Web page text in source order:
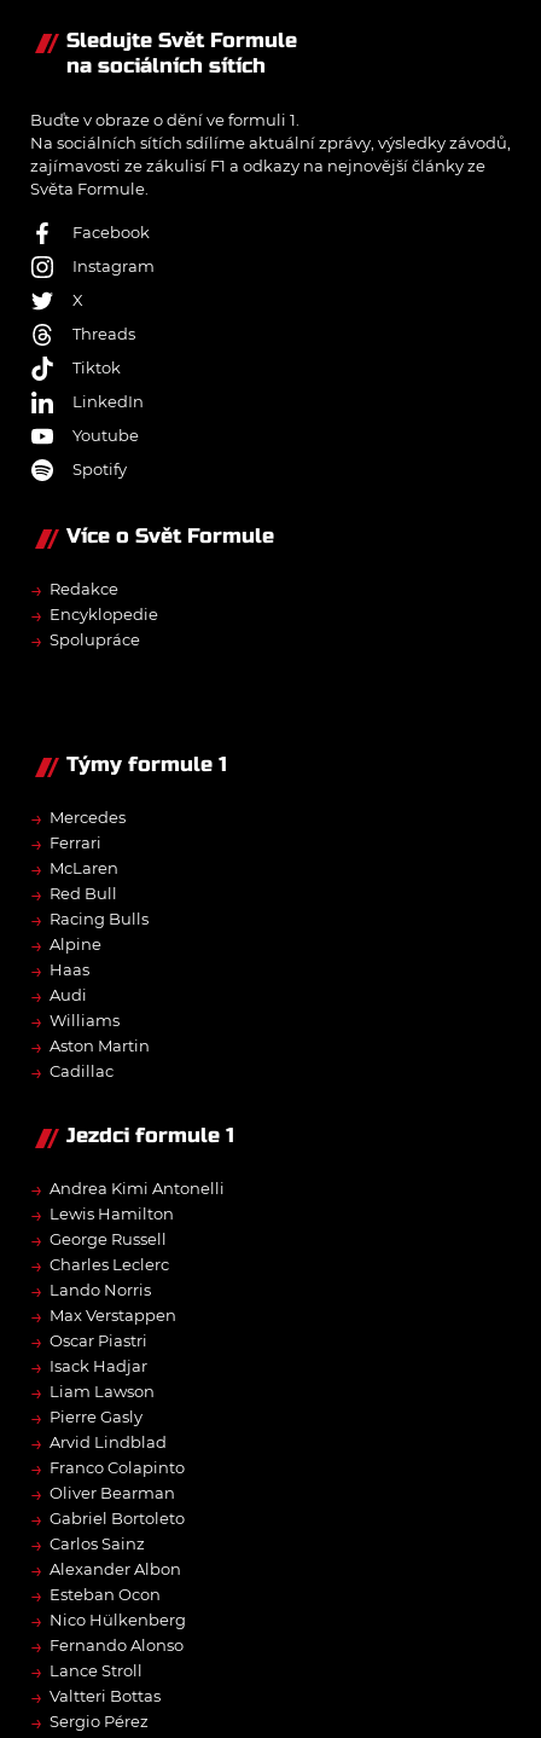
Sledujte Svět Formule
na sociálních sítích
Buďte v obraze o dění ve formuli 1.
Na sociálních sítích sdílíme aktuální zprávy, výsledky závodů,
zajímavosti ze zákulisí F1 a odkazy na nejnovější články ze
Světa Formule.
Facebook
Instagram
X
Threads
Tiktok
LinkedIn
Youtube
Spotify
Více o Svět Formule
→ Redakce
→ Encyklopedie
→ Spolupráce
Týmy formule 1
→ Mercedes
→ Ferrari
→ McLaren
→ Red Bull
→ Racing Bulls
→ Alpine
→ Haas
→ Audi
→ Williams
→ Aston Martin
→ Cadillac
Jezdci formule 1
→ Andrea Kimi Antonelli
→ Lewis Hamilton
→ George Russell
→ Charles Leclerc
→ Lando Norris
→ Max Verstappen
→ Oscar Piastri
→ Isack Hadjar
→ Liam Lawson
→ Pierre Gasly
→ Arvid Lindblad
→ Franco Colapinto
→ Oliver Bearman
→ Gabriel Bortoleto
→ Carlos Sainz
→ Alexander Albon
→ Esteban Ocon
→ Nico Hülkenberg
→ Fernando Alonso
→ Lance Stroll
→ Valtteri Bottas
→ Sergio Pérez